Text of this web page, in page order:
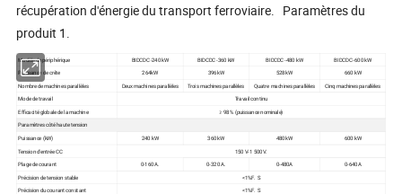
récupération d'énergie du transport ferroviaire. Paramètres du
produit 1.
Modèle de périphérique BIDCDC -240 kW BIDCDC -360 kW BIDCDC -480 kW
BIDCDC -600 kW
Puissance de crête
264kW 396kW 528 kW
660 kW
Nombre de machines parallèles
Deux machines parallèles Trois machines parallèles Quatre machines parallèles
Cinq machines parallèles
Mode de travail
Travail continu
Efficacité globale de la machine
≥ 98 % (puissance nominale)
Paramètres côté haute tension
Puissance (kW)
240 kW 360 kW 480 kW
600 kW
Tension d'entrée CC
150 V-1 500 V.
Plage de courant
0-160 A. 0-320 A. 0-480A
0-640A
Précision de tension stable
<1%F. S
Précision du courant constant
<1%F. S